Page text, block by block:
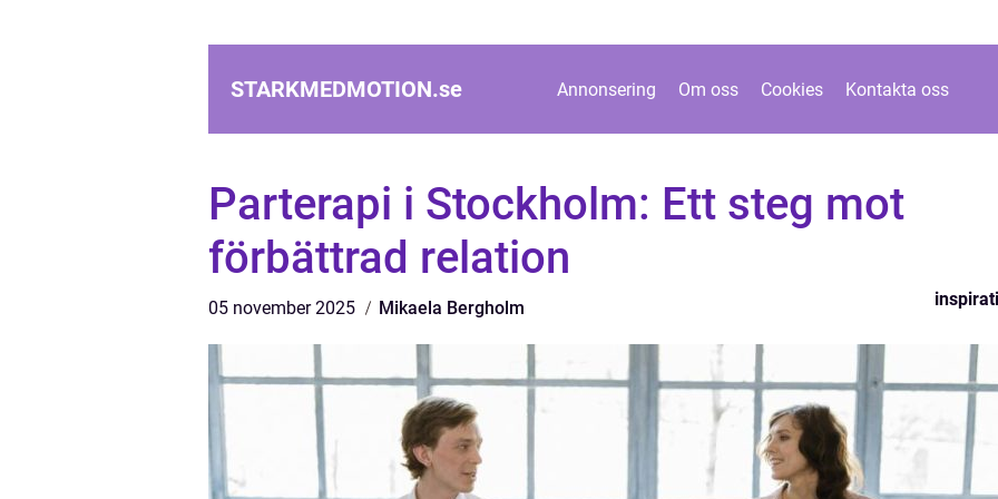
STARKMEDMOTION.se Annonsering Om oss Cookies Kontakta oss
Parterapi i Stockholm: Ett steg mot
förbättrad relation
05 november 2025 Mikaela Bergholm